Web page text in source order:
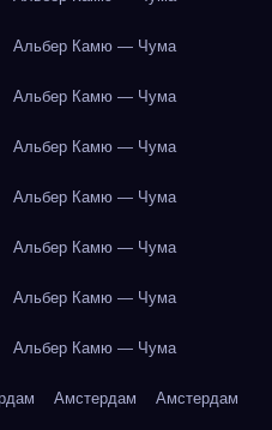
Альбер Камю — Чума
Альбер Камю — Чума
Альбер Камю — Чума
Альбер Камю — Чума
Альбер Камю — Чума
Альбер Камю — Чума
Альбер Камю — Чума
Амстердам Амстердам